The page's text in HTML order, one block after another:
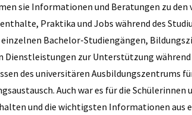
sie Informationen und Beratungen zu den
Praktika und Jobs während des
Bachelor-Studiengängen,
Dienstleistungen zur Unterstützung während
des universitären Ausbildungszentrums
Auch war es für die Schülerinnen
und die wichtigsten Informationen aus